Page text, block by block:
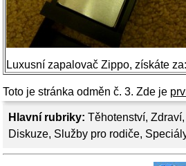
Hlavní rubriky: Těhotenství, Zdraví,
Diskuze, Služby pro rodiče,
Luxusní zapalovač Zippo, získáte
Toto je stránka odměn č. 3. Zde je